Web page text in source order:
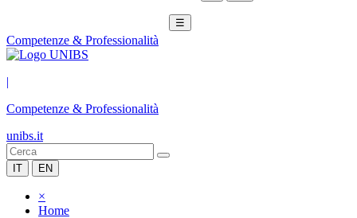
☰
Competenze & Professionalità
|
Competenze & Professionalità
unibs.it
IT EN
×
Home